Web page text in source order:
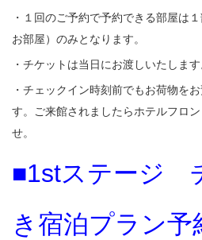
・１回のご予約で予約できる部屋は
お部屋）のみとなります。
・チケットは当日にお渡しいたします
・チェックイン時刻前でもお荷物を
す。ご来館されましたらホテルフロ
せ。
■1stステージ
き宿泊プラン予